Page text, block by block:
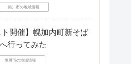
旭川市の地域情報
ト開催】幌加内町新そば
行ってみた
旭川市の地域情報